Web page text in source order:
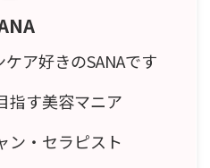
ア好きのSANAです
指す美容マニア
ン・セラピスト